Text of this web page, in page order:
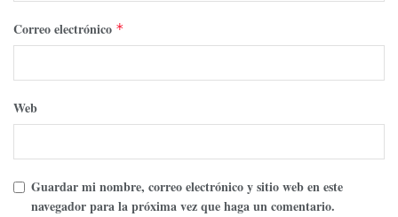
Correo electrónico *
Web
Guardar mi nombre, correo electrónico y sitio web en este
navegador para la próxima vez que haga un comentario.